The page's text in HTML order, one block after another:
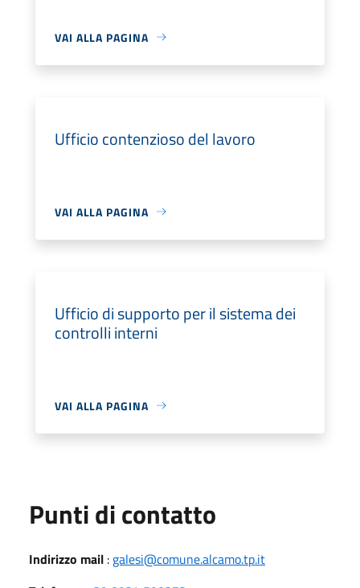
VAI ALLA PAGINA
Ufficio contenzioso del lavoro
VAI ALLA PAGINA
Ufficio di supporto per il sistema dei
controlli interni
VAI ALLA PAGINA
Punti di contatto
Indirizzo mail : galesi@comune.alcamo.tp.it